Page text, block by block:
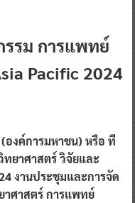
รรม การแพทย์
Pacific 2024
องค์การมหาชน) หรือ ที
ทยาศาสตร์ วิจัยและ
งานประชุมและการจัด
าศาสตร์ การแพทย์